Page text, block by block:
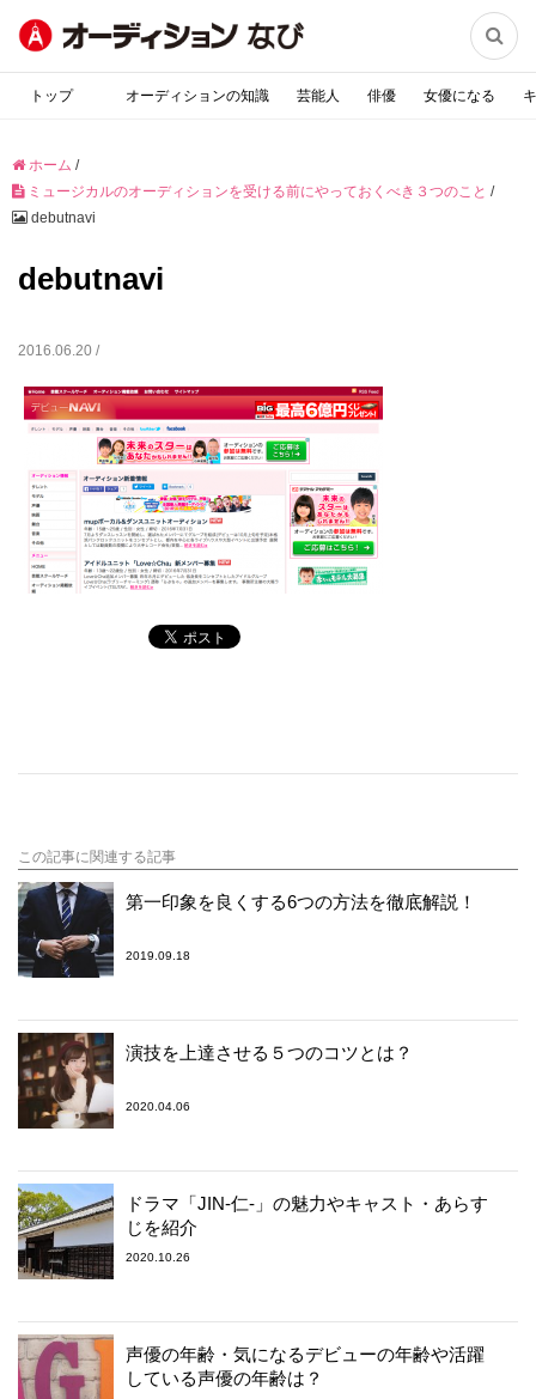

トップ オーディションの知識 芸能人 俳優 女優になる
ホーム /
ミュージカルのオーディションを受ける前にやっておくべき３つのこと /
debutnavi
debutnavi
2016.06.20 /
この記事に関連する記事
第一印象を良くする6つの方法を徹底解説！
2019.09.18
演技を上達させる５つのコツとは？
2020.04.06
ドラマ「JIN-仁‐」の魅力やキャスト・あらす
じを紹介
2020.10.26
声優の年齢・気になるデビューの年齢や活躍
している声優の年齢は？